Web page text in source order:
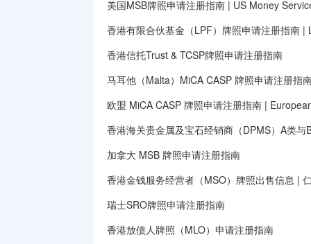
美国MSB牌照申请注册指南 | US Money
香港有限合伙基金（LPF）牌照申请注册指南
香港信托Trust & TCSP牌照申请注册指南
马耳他（Malta）MiCA CASP 牌照申请注册指
欧盟 MiCA CASP 牌照申请注册指南 |
香港海关贵金属及宝石经销商（DPMS）A类与
加拿大 MSB 牌照申请注册指南
香港金钱服务经营者（MSO）牌照出售信息 |
瑞士SRO牌照申请注册指南
香港放债人牌照（MLO）申请注册指南